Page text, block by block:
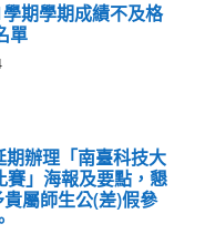
期學期成績不及格
單
辦理「南臺科技大
」海報及要點，懇
屬師生公(差)假參